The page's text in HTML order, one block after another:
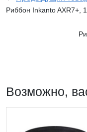
Риббон Inkanto AXR7+,
Возможно,